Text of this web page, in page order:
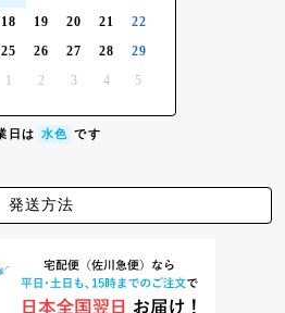
18 19 20 21
22
25 26 27 28
29
1 2 3 4 5
日は 水色 です
発送方法